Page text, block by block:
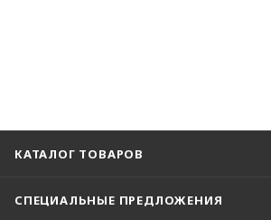
КАТАЛОГ ТОВАРОВ
СПЕЦИАЛЬНЫЕ ПРЕДЛОЖЕНИЯ